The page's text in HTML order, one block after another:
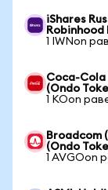
iShares
1 IWNon
Coca-Cola
(Ondo
1 KOon
Broadcom
(Ondo
1 AVGOon